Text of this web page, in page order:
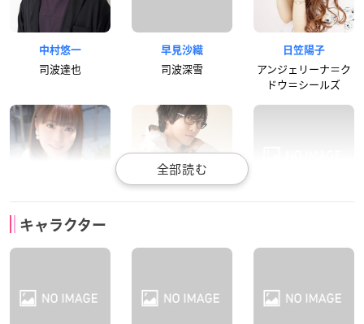
中村悠一
司波達也
早見沙織
司波深雪
日笠陽子
アンジェリーナ＝ク
ドウ＝シールズ
内山夕実
キャラクター